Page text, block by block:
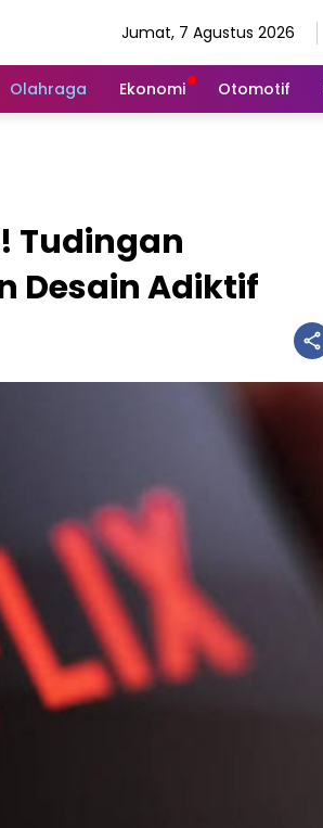
Jumat, 7 Agustus 2026
Olahraga Ekonomi Otomotif
Tudingan
Desain Adiktif